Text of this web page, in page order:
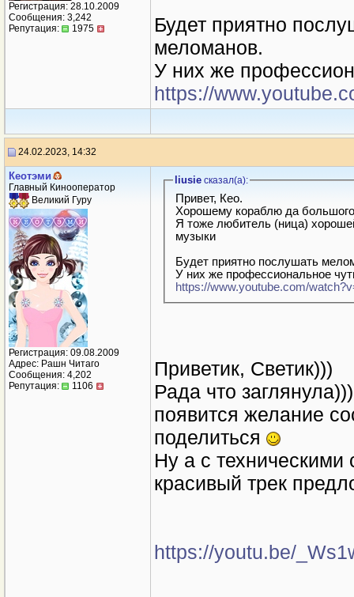
Регистрация: 28.10.2009
Сообщения: 3,242
Репутация:
1975
Будет приятно
меломанов.
У них же
https://
24.02.2023, 14:32
Кеотэми
Главный Кинооператор
Великий Гуру
Регистрация: 09.08.2009
Адрес: Рашн Читаго
Сообщения: 4,202
Репутация:
1106
liusieсказал(a):
Привет, Кео.
Хорошему кораблю да
Я тоже любитель (ница)
музыки
Будет приятно послушать
У них же профессиональное
https://www.youtube.com/
Приветик, Светик)))
Рада что
появится желание
поделиться
Ну а с
красивый трек
https://youtu.be/